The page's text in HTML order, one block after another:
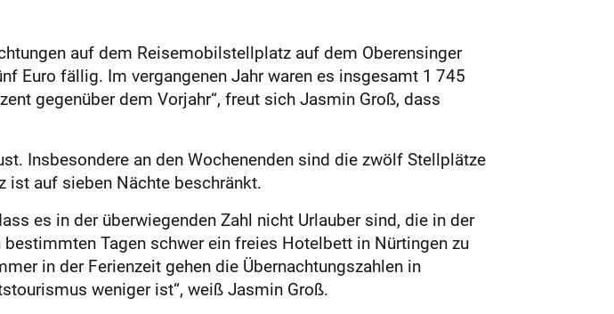
auf dem Reisemobilstellplatz auf dem Oberensinger
Euro fällig. Im vergangenen Jahr waren es insgesamt 1 745
gegenüber dem Vorjahr“, freut sich Jasmin Groß, dass
Insbesondere an den Wochenenden sind die zwölf Stellplätze
ist auf sieben Nächte beschränkt.
es in der überwiegenden Zahl nicht Urlauber sind, die in der
Tagen schwer ein freies Hotelbett in Nürtingen zu
in der Ferienzeit gehen die Übernachtungszahlen in
weniger ist“, weiß Jasmin Groß.